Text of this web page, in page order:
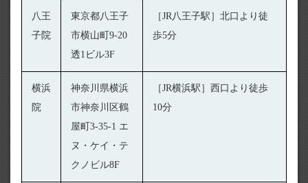
八王
子院
東京都八王子
市横山町9-20
透1ビル3F
［JR八王子駅］北口より徒
歩5分
横浜
院
神奈川県横浜
市神奈川区鶴
屋町3-35-1 エ
ヌ・ケイ・テ
クノビル8F
［JR横浜駅］西口より徒歩
10分